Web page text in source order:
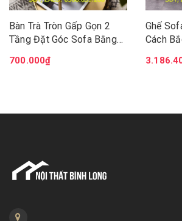
Bàn Trà Tròn Gấp Gọn 2
Tầng Đặt Góc Sofa Bằng
Ban Công, Sân Vườn Ngoài
700.000₫
Ghế
Cách
Đệm da